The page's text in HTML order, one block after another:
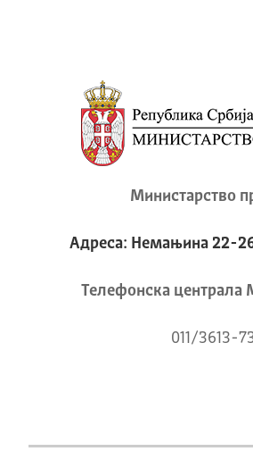
Министарство
Адреса: Немањина 22-
Телeфонска централа
011/3613-